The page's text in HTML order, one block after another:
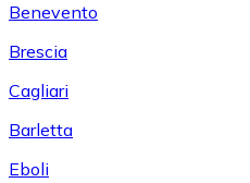
Benevento
Brescia
Cagliari
Barletta
Eboli